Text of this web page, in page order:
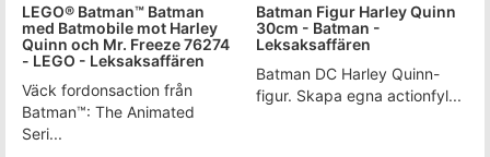
LEGO® Batman™ Batman
med Batmobile mot Harley
Quinn och Mr. Freeze 76274
- LEGO - Leksaksaffären
Väck fordonsaction från
Batman™: The Animated
Seri...
Batman Figur Harley Quinn
30cm - Batman -
Leksaksaffären
Batman DC Harley Quinn-
figur. Skapa egna actionfyl...